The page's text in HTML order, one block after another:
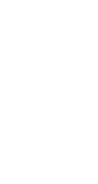
料貸出
ートするため、費